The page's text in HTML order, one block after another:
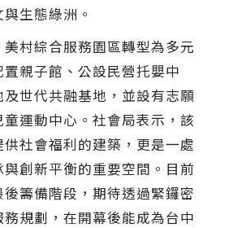
生態綠洲。
村綜合服務園區轉型為多元
親子館、公設民營托嬰中
世代共融基地，並設有志願
運動中心。社會局表示，該
社會福利的建築，更是一處
創新平衡的重要空間。目前
籌備階段，期待透過緊鑼密
規劃，在開幕後能成為台中